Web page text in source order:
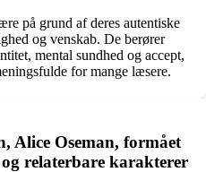
på grund af deres autentiske
og venskab. De berører
mental sundhed og accept,
for mange læsere.
Alice Oseman, formået
relaterbare karakterer